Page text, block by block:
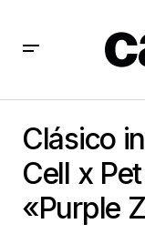
«Purple Zone»
Clásico
Cell x
«Purple